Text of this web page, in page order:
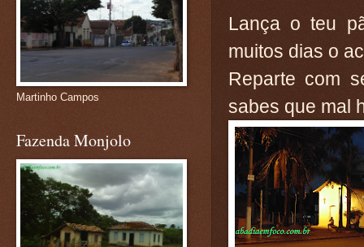
Lança o teu
muitos dias o
Reparte com
sabes que mal
Martinho Campos
Fazenda Monjolo